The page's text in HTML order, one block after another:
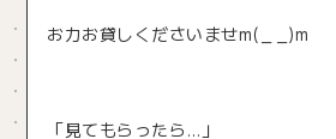
お力お貸しくださいませm(_ _)m
「見てもらったら…」